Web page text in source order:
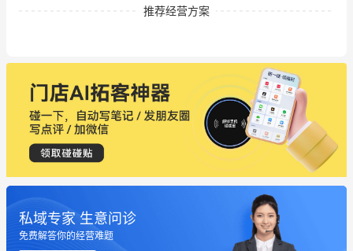
推荐经营方案
私域专家 生意问诊
免费解答你的经营难题